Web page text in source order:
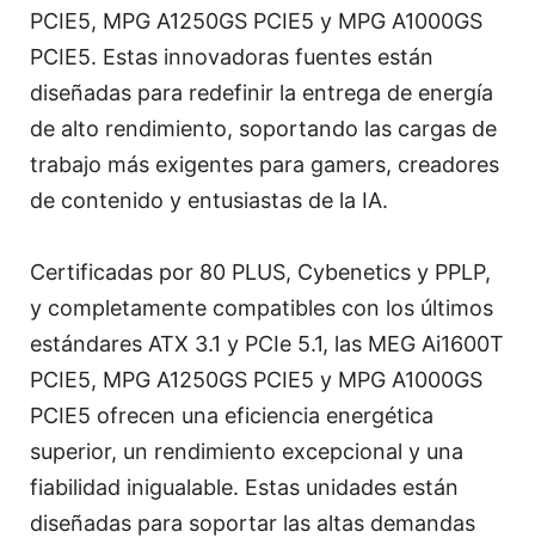
PCIE5, MPG A1250GS PCIE5 y MPG A1000GS
PCIE5. Estas innovadoras fuentes están
diseñadas para redefinir la entrega de energía
de alto rendimiento, soportando las cargas de
trabajo más exigentes para gamers, creadores
de contenido y entusiastas de la IA.
Certificadas por 80 PLUS, Cybenetics y PPLP,
y completamente compatibles con los últimos
estándares ATX 3.1 y PCIe 5.1, las MEG Ai1600T
PCIE5, MPG A1250GS PCIE5 y MPG A1000GS
PCIE5 ofrecen una eficiencia energética
superior, un rendimiento excepcional y una
fiabilidad inigualable. Estas unidades están
diseñadas para soportar las altas demandas